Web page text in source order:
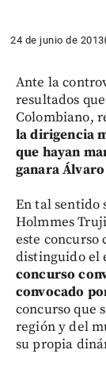
24 de junio de 2013
Ante la
resultados
Colombiano,
la dirigencia
que hayan
ganara
En tal sentido
Holmmes
este concurso
distinguido el
concurso
convocado
concurso que
región y del
su propia